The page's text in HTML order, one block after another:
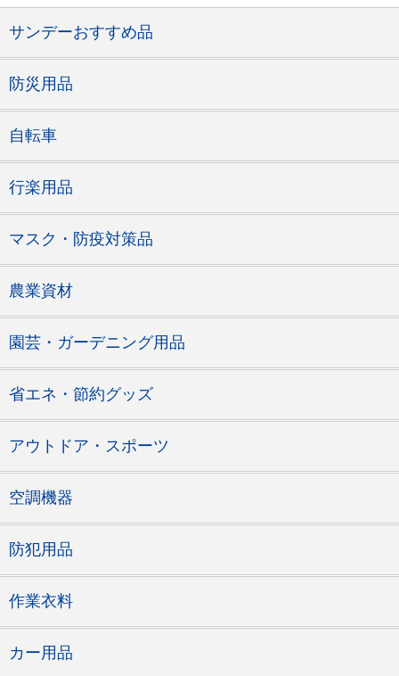
サンデーおすすめ品
防災用品
自転車
行楽用品
マスク・防疫対策品
農業資材
園芸・ガーデニング用品
省エネ・節約グッズ
アウトドア・スポーツ
空調機器
防犯用品
作業衣料
カー用品